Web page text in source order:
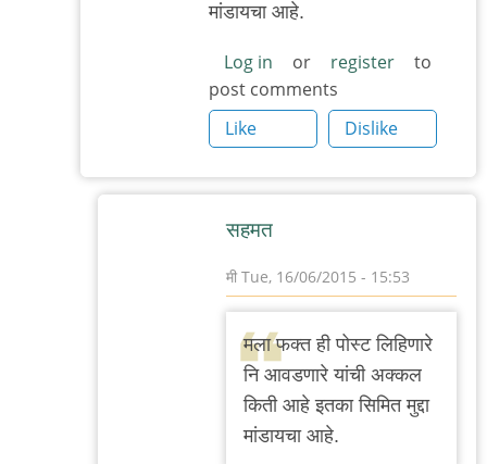
मांडायचा आहे.
Log in or register
to
post comments
Like
Dislike
सहमत
मी Tue, 16/06/2015 - 15:53
In
reply
to
अभिनय
मला फक्त ही पोस्ट लिहिणारे
नि आवडणारे यांची अक्कल
किती आहे इतका सिमित मुद्दा
मांडायचा आहे.